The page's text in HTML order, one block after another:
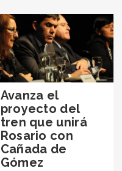
Avanza el
proyecto del
tren que unirá
Rosario con
Cañada de
Gómez